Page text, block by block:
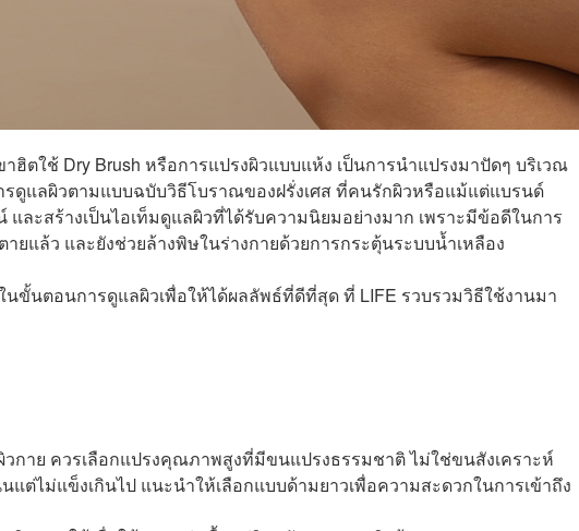
ฮิตใช้ Dry Brush หรือการแปรงผิวแบบแห้ง เป็นการนำแปรงมาปัดๆ บริเวณ
รดูแลผิวตามแบบฉบับวิธีโบราณของฝรั่งเศส ที่คนรักผิวหรือแม้แต่แบรนด์
ละสร้างเป็นไอเท็มดูแลผิวที่ได้รับความนิยมอย่างมาก เพราะมีข้อดีในการ
ยแล้ว และยังช่วยล้างพิษในร่างกายด้วยการกระตุ้นระบบน้ำเหลือง
นขั้นตอนการดูแลผิวเพื่อให้ได้ผลลัพธ์ที่ดีที่สุด ที่ LIFE รวบรวมวิธีใช้งานมา
วกาย ควรเลือกแปรงคุณภาพสูงที่มีขนแปรงธรรมชาติ ไม่ใช่ขนสังเคราะห์
ไม่แข็งเกินไป แนะนำให้เลือกแบบด้ามยาวเพื่อความสะดวกในการเข้าถึง